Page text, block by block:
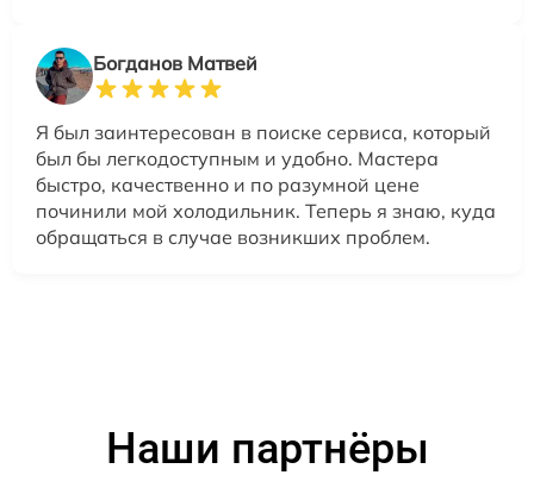
Богданов Матвей
Я был заинтересован в поиске сервиса, который
был бы легкодоступным и удобно. Мастера
быстро, качественно и по разумной цене
починили мой холодильник. Теперь я знаю, куда
обращаться в случае возникших проблем.
Наши партнёры